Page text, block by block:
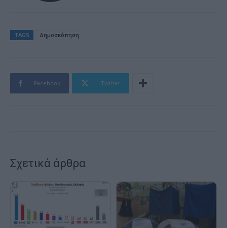
TAGS Δημοσκόπηση
Facebook Twitter
Σχετικά άρθρα